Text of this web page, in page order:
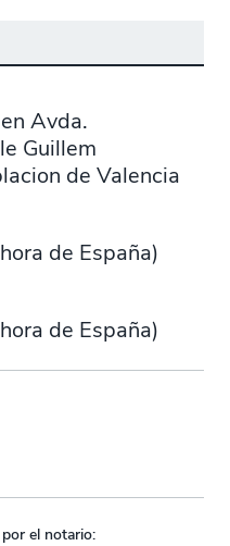
Avda.
Guillem
de Valencia
hora de España)
hora de España)
el notario: